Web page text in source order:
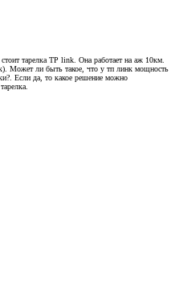
тарелка TP link. Она работает на аж 10км.
Может ли быть такое, что у тп линк мощность
Если да, то какое решение можно